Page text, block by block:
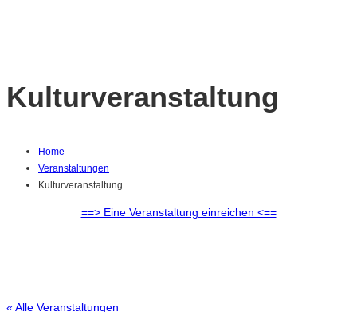
Kulturveranstaltung
Home
Veranstaltungen
Kulturveranstaltung
==> Eine Veranstaltung einreichen <==
« Alle Veranstaltungen